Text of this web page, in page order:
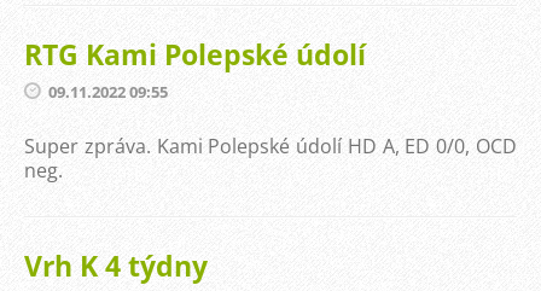
RTG Kami Polepské údolí
09.11.2022 09:55
Super zpráva. Kami Polepské údolí HD A, ED 0/0, OCD
neg.
Vrh K 4 týdny